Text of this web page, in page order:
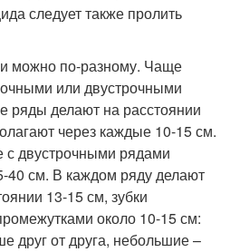
следует также пролить
можно по-разному. Чаще
или двустрочными
ряды делают на расстоянии
через каждые 10-15 см.
с двустрочными рядами
см. В каждом ряду делают
13-15 см, зубки
около 10-15 см:
друг от друга, небольшие –